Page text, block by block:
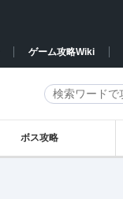
ゲーム攻略Wiki
ボス攻略